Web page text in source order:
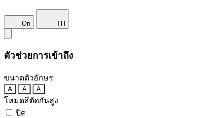
On TH
ตัวช่วยการเข้าถึง
ขนาดตัวอักษร
A A A
โหมดสีตัดกันสูง
ปิด